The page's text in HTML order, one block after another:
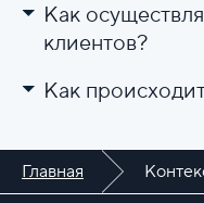
Как
клиентов?
Как
Главная